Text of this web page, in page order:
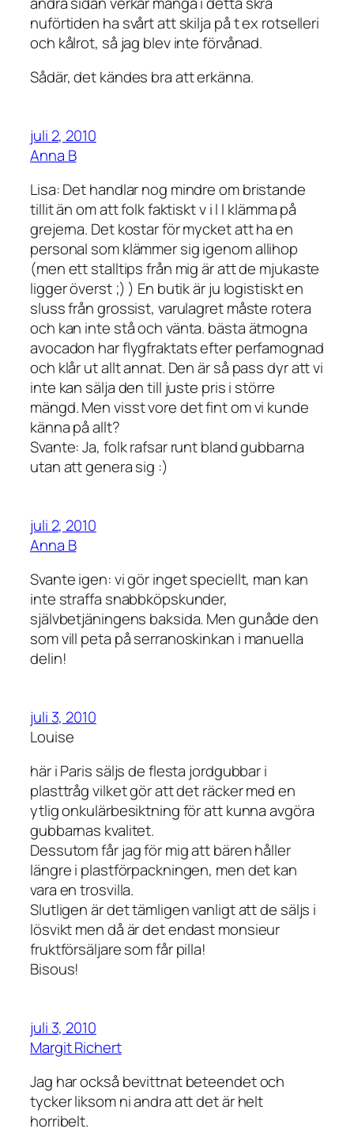
nuförtiden ha svårt att skilja på t ex rotselleri
och kålrot, så jag blev inte förvånad.
Sådär, det kändes bra att erkänna.
juli 2, 2010
Anna B
Lisa: Det handlar nog mindre om bristande
tillit än om att folk faktiskt v i l l klämma på
grejerna. Det kostar för mycket att ha en
personal som klämmer sig igenom allihop
(men ett stalltips från mig är att de mjukaste
ligger överst ;) ) En butik är ju logistiskt en
sluss från grossist, varulagret måste rotera
och kan inte stå och vänta. bästa ätmogna
avocadon har flygfraktats efter perfamognad
och klår ut allt annat. Den är så pass dyr att vi
inte kan sälja den till juste pris i större
mängd. Men visst vore det fint om vi kunde
känna på allt?
Svante: Ja, folk rafsar runt bland gubbarna
utan att genera sig :)
juli 2, 2010
Anna B
Svante igen: vi gör inget speciellt, man kan
inte straffa snabbköpskunder,
självbetjäningens baksida. Men gunåde den
som vill peta på serranoskinkan i manuella
delin!
juli 3, 2010
Louise
här i Paris säljs de flesta jordgubbar i
plasttråg vilket gör att det räcker med en
ytlig onkulärbesiktning för att kunna avgöra
gubbarnas kvalitet.
Dessutom får jag för mig att bären håller
längre i plastförpackningen, men det kan
vara en trosvilla.
Slutligen är det tämligen vanligt att de säljs i
lösvikt men då är det endast monsieur
fruktförsäljare som får pilla!
Bisous!
juli 3, 2010
Margit Richert
Jag har också bevittnat beteendet och
tycker liksom ni andra att det är helt
horribelt.